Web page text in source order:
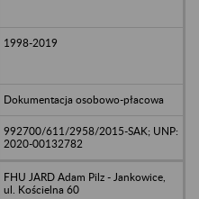
1998-2019
Dokumentacja osobowo-płacowa
992700/611/2958/2015-SAK; UNP:
2020-00132782
FHU JARD Adam Pilz - Jankowice,
ul. Kościelna 60